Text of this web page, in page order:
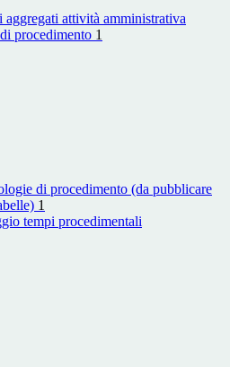
aggregati attività amministrativa
procedimento 1
di procedimento (da pubblicare
1
tempi procedimentali